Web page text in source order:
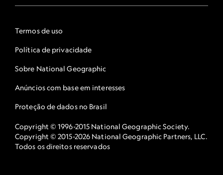
Termos de uso
Política de privacidade
Sobre National Geographic
Anúncios com base em interesses
Proteção de dados no Brasil
Copyright © 1996-2015 National Geographic Society.
Copyright © 2015-2026 National Geographic Partners, LLC.
Todos os direitos reservados